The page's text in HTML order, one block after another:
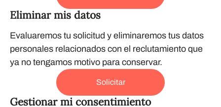
Eliminar mis datos
Evaluaremos tu solicitud y eliminaremos tus datos
personales relacionados con el reclutamiento que
ya no tengamos motivo para conservar.
Solicitar
Gestionar mi consentimiento